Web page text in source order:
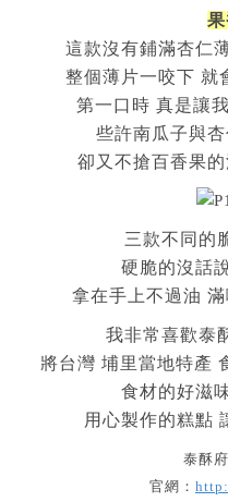
這款沒有鋪滿杏仁
整個薄片一咬下 就
第一口時 真是讓
些許南瓜子與
卻又不搶百香果
三款不同的
硬脆的沒話
拿在手上不過油
我非常喜歡泰
將台灣 埔里當地特產
食材的好滋
用心製作的糕點
泰酥
官網：